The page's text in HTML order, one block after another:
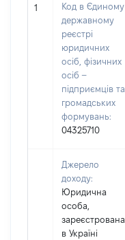
1
Код в Єдиному
державному
реєстрі
юридичних
осіб, фізичних
осіб –
підприємців та
громадських
формувань:
04325710
Джерело
доходу:
Юридична
особа,
зареєстрована
в Україні